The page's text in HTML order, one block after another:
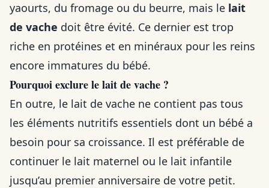
yaourts, du fromage ou du beurre, mais le lait
de vache doit être évité. Ce dernier est trop
riche en protéines et en minéraux pour les reins
encore immatures du bébé.
Pourquoi exclure le lait de vache ?
En outre, le lait de vache ne contient pas tous
les éléments nutritifs essentiels dont un bébé a
besoin pour sa croissance. Il est préférable de
continuer le lait maternel ou le lait infantile
jusqu’au premier anniversaire de votre petit.